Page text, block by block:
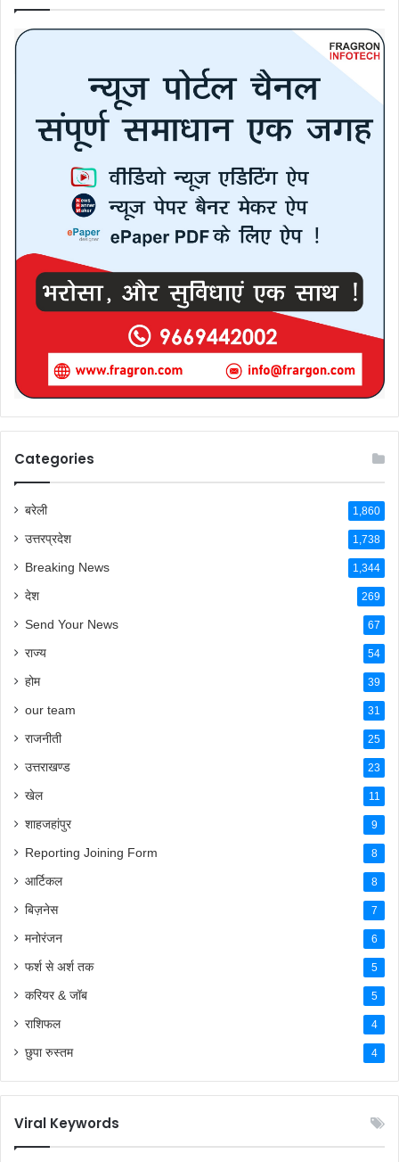
Categories
बरेली 1,860
उत्तरप्रदेश 1,738
Breaking News 1,344
देश 269
Send Your News 67
राज्य 54
होम 39
our team 31
राजनीती 25
उत्तराखण्ड 23
खेल 11
शाहजहांपुर 9
Reporting Joining Form 8
आर्टिकल 8
बिज़नेस 7
मनोरंजन 6
फर्श से अर्श तक 5
करियर & जॉब 5
राशिफल 4
छुपा रुस्तम 4
Viral Keywords